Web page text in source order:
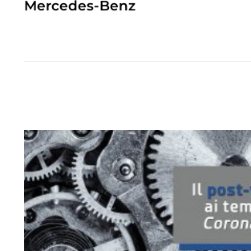
Mercedes-Benz